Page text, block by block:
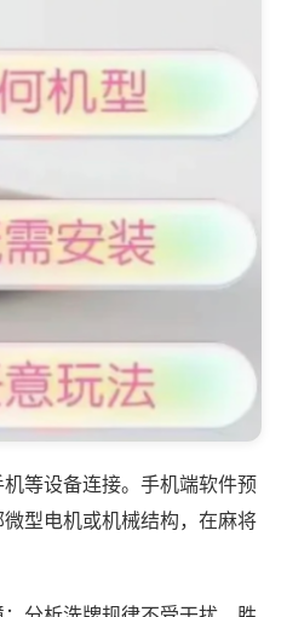
等设备连接。手机端软件预
型电机或机械结构，在麻将